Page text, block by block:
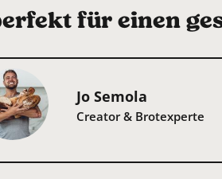
für einen
Jo Semola
Creator & Brotexperte